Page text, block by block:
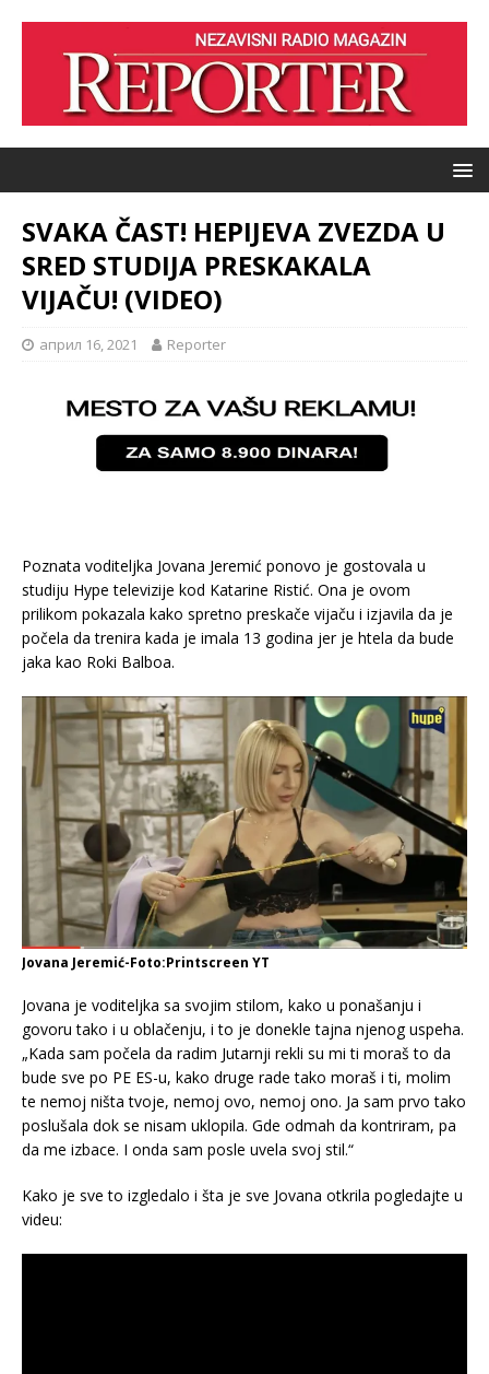
SVAKA ČAST! HEPIJEVA ZVEZDA U
SRED STUDIJA PRESKAKALA
VIJAČU! (VIDEO)
април 16, 2021 Reporter
Poznata voditeljka Jovana Jeremić ponovo je gostovala u
studiju Hype televizije kod Katarine Ristić. Ona je ovom
prilikom pokazala kako spretno preskače vijaču i izjavila da je
počela da trenira kada je imala 13 godina jer je htela da bude
jaka kao Roki Balboa.
Jovana Jeremić-Foto:Printscreen YT
Jovana je voditeljka sa svojim stilom, kako u ponašanju i
govoru tako i u oblačenju, i to je donekle tajna njenog uspeha.
„Kada sam počela da radim Jutarnji rekli su mi ti moraš to da
bude sve po PE ES-u, kako druge rade tako moraš i ti, molim
te nemoj ništa tvoje, nemoj ovo, nemoj ono. Ja sam prvo tako
poslušala dok se nisam uklopila. Gde odmah da kontriram, pa
da me izbace. I onda sam posle uvela svoj stil.“
Kako je sve to izgledalo i šta je sve Jovana otkrila pogledajte u
videu: